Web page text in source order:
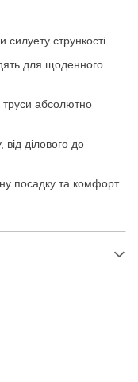
стрункості.
для щоденного
труси абсолютно
ділового до
посадку та комфорт